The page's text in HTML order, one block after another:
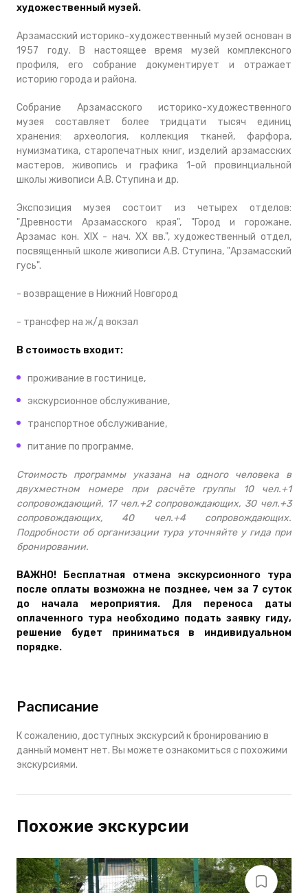
художественный музей.
Арзамасский историко-художественный музей основан в
1957 году. В настоящее время музей комплексного
профиля, его собрание документирует и отражает
историю города и района.
Собрание Арзамасского историко-художественного
музея составляет более тридцати тысяч единиц
хранения: археология, коллекция тканей, фарфора,
нумизматика, старопечатных книг, изделий арзамасских
мастеров, живопись и графика 1-ой провинциальной
школы живописи А.В. Ступина и др.
Экспозиция музея состоит из четырех отделов:
"Древности Арзамасского края", "Город и горожане.
Арзамас кон. XIX - нач. XX вв.", художественный отдел,
посвященный школе живописи А.В. Ступина, "Арзамасский
гусь".
- возвращение в Нижний Новгород
- трансфер на ж/д вокзал
В стоимость входит:
проживание в гостинице,
экскурсионное обслуживание,
транспортное обслуживание,
питание по программе.
Стоимость программы указана на одного человека в
двухместном номере при расчёте группы 10 чел.+1
сопровождающий, 17 чел.+2 сопровождающих, 30 чел.+3
сопровождающих, 40 чел.+4 сопровождающих.
Подробности об организации тура уточняйте у гида при
бронировании.
ВАЖНО! Бесплатная отмена экскурсионного тура
после оплаты возможна не позднее, чем за 7 суток
до начала мероприятия. Для переноса даты
оплаченного тура необходимо подать заявку гиду,
решение будет приниматься в индивидуальном
порядке.
Расписание
К сожалению, доступных экскурсий к бронированию в
данный момент нет. Вы можете ознакомиться с похожими
экскурсиями.
Похожие экскурсии